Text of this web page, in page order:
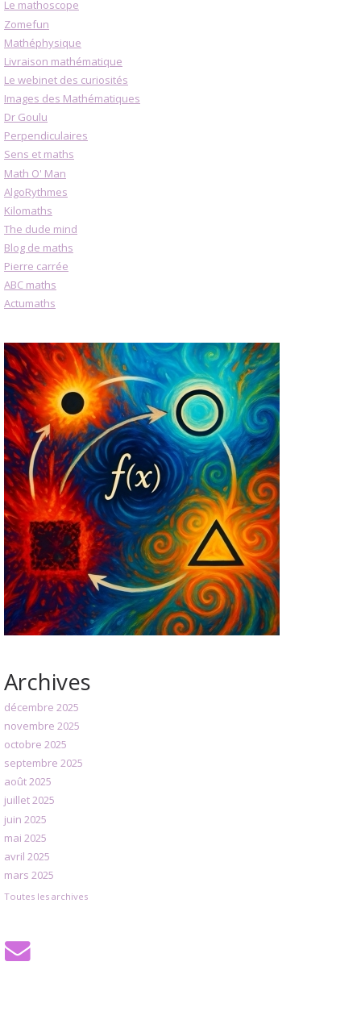
Le mathoscope
Zomefun
Mathéphysique
Livraison mathématique
Le webinet des curiosités
Images des Mathématiques
Dr Goulu
Perpendiculaires
Sens et maths
Math O' Man
AlgoRythmes
Kilomaths
The dude mind
Blog de maths
Pierre carrée
ABC maths
Actumaths
Archives
décembre 2025
novembre 2025
octobre 2025
septembre 2025
août 2025
juillet 2025
juin 2025
mai 2025
avril 2025
mars 2025
Toutes les archives